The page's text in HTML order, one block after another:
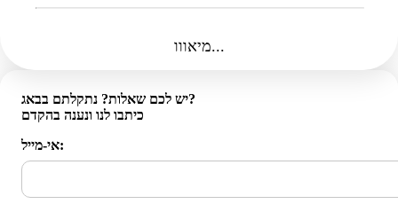
מיאווו...
יש לכם שאלות? נתקלתם בבאג?
כיתבו לנו ונענה בהקדם
אי-מייל: